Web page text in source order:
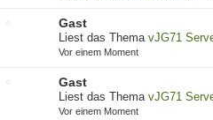
Gast
Liest das Thema vJG71
Vor einem Moment
Gast
Liest das Thema vJG71
Vor einem Moment